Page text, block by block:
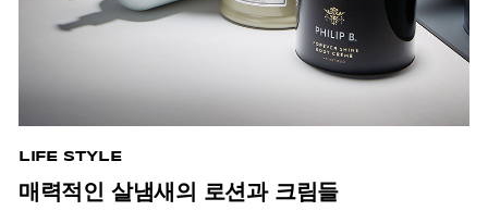
LIFE STYLE
매력적인 살냄새의 로션과 크림들